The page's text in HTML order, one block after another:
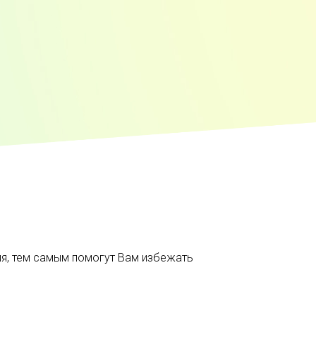
тем самым помогут Вам избежать